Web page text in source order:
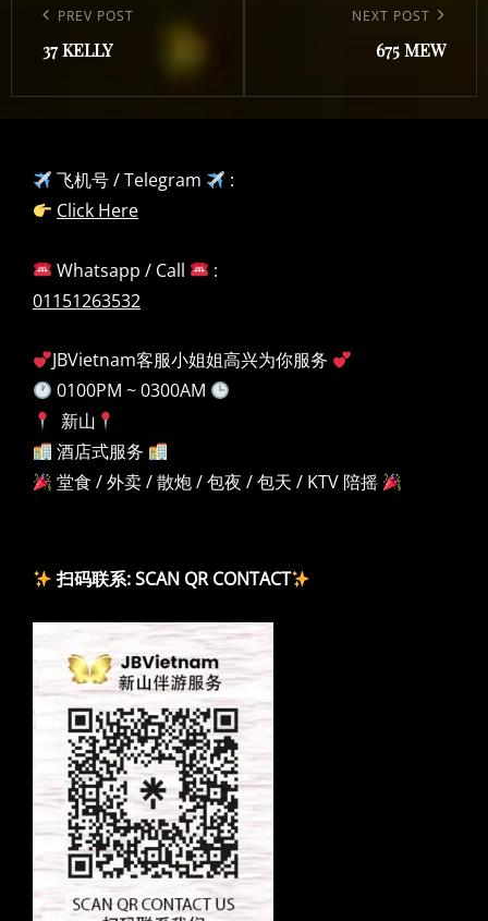
navigation
Previous
Post
PREV POST
37 KELLY
NEXT POST
675 MEW
飞机号 / Telegram
:
Click Here
Whatsapp / Call
:
01151263532
JBVietnam客服小姐姐高兴为你服务
0100PM ~ 0300AM
新山
酒店式服务
堂食 / 外卖 / 散炮 / 包夜 / 包天 / KTV 陪摇
扫码联系: SCAN QR CONTACT